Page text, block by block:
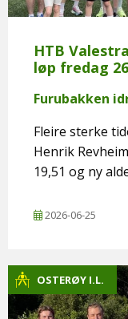
HTB
løp fredag
Furubakken
Fleire sterke
Henrik
19,51 og ny
2026-06-25
OSTERØY I.L.